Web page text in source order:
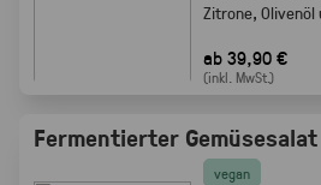
Zitrone, Olivenöl
ab 39,90 €
(inkl. MwSt.)
Fermentierter Gemüsesalat
vegan